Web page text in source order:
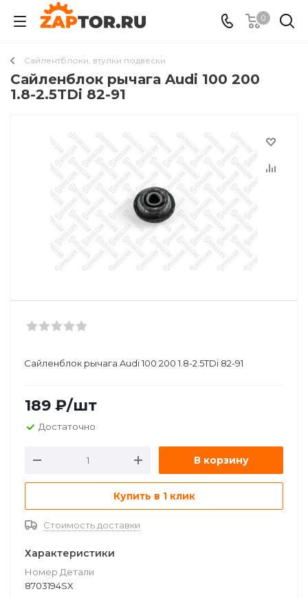
0
Сайлентблоки, втулки подвески
Сайленблок рычага Audi 100 200
1.8-2.5TDi 82-91
Сайленблок рычага Audi 100 200 1.8-2.5TDi 82-91
189 ₽/шт
Достаточно
В корзину
Купить в 1 клик
Стоимость доставки
Характеристики
Номер Детали
8703194SX